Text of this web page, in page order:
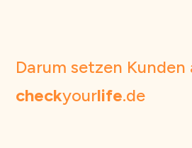
Darum setzen Kunden
checkyourlife.de